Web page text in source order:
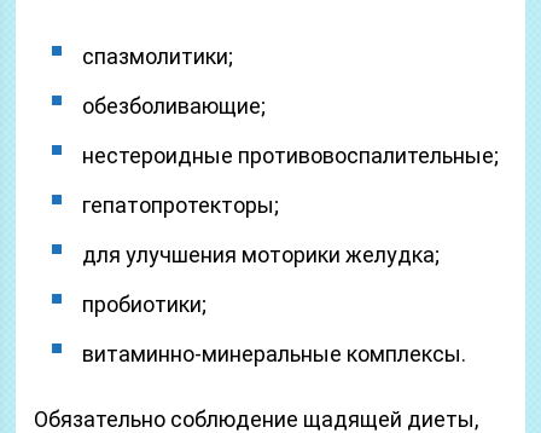
спазмолитики;
обезболивающие;
нестероидные противовоспалительные;
гепатопротекторы;
для улучшения моторики желудка;
пробиотики;
витаминно-минеральные комплексы.
Обязательно соблюдение щадящей диеты,